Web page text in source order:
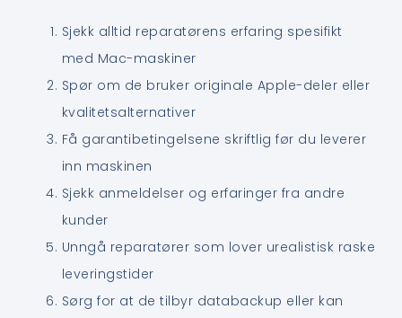
Sjekk alltid reparatørens erfaring spesifikt
med Mac-maskiner
Spør om de bruker originale Apple-deler eller
kvalitetsalternativer
Få garantibetingelsene skriftlig før du leverer
inn maskinen
Sjekk anmeldelser og erfaringer fra andre
kunder
Unngå reparatører som lover urealistisk raske
leveringstider
Sørg for at de tilbyr databackup eller kan